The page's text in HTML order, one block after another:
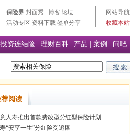
保险界 封面秀 博客 论坛
活动专区 资料下载 签单分享
网站导航
收藏本站
投资连结险 理财百科 产品 案例 问吧
荐阅读
人寿推出首款费改型分红型保险计划
“安享一生”分红险受追捧